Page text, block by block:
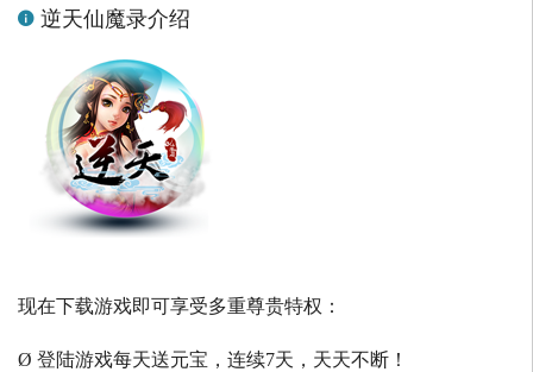
逆天仙魔录介绍
现在下载游戏即可享受多重尊贵特权：
Ø 登陆游戏每天送元宝，连续7天，天天不断！